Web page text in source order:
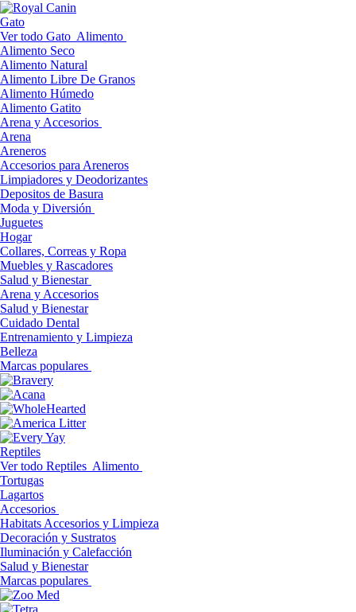
Gato
Ver todo Gato Alimento
Alimento Seco
Alimento Natural
Alimento Libre De Granos
Alimento Húmedo
Alimento Gatito
Arena y Accesorios
Arena
Areneros
Accesorios para Areneros
Limpiadores y Deodorizantes
Depositos de Basura
Moda y Diversión
Juguetes
Hogar
Collares, Correas y Ropa
Muebles y Rascadores
Salud y Bienestar
Arena y Accesorios
Salud y Bienestar
Cuidado Dental
Entrenamiento y Limpieza
Belleza
Marcas populares
Reptiles
Ver todo Reptiles Alimento
Tortugas
Lagartos
Accesorios
Habitats Accesorios y Limpieza
Decoración y Sustratos
Iluminación y Calefacción
Salud y Bienestar
Marcas populares